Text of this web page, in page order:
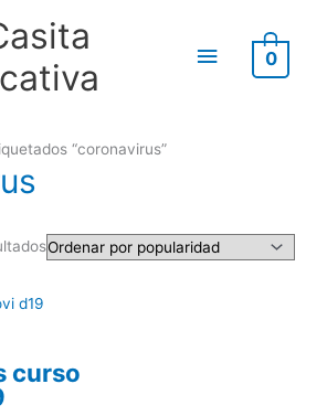
principal
0
“coronavirus”
por
curso